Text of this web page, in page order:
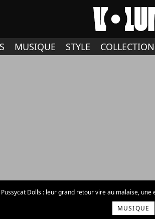
MUSIQUE STYLE
Pussycat Dolls : leur grand retour vire au malaise,
MUSIQUE